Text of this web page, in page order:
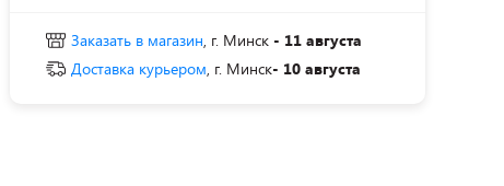
Заказать в магазин, г. Минск - 11 августа
Доставка курьером, г. Минск- 10 августа